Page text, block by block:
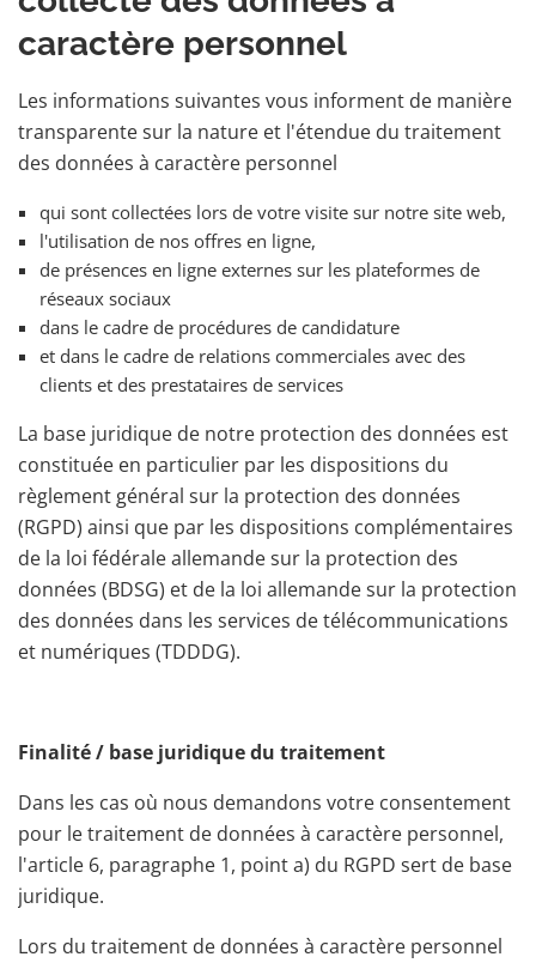
caractère personnel
Les informations suivantes vous informent de manière
transparente sur la nature et l'étendue du traitement
des données à caractère personnel
qui sont collectées lors de votre visite sur notre site web,
l'utilisation de nos offres en ligne,
de présences en ligne externes sur les plateformes de
réseaux sociaux
dans le cadre de procédures de candidature
et dans le cadre de relations commerciales avec des
clients et des prestataires de services
La base juridique de notre protection des données est
constituée en particulier par les dispositions du
règlement général sur la protection des données
(RGPD) ainsi que par les dispositions complémentaires
de la loi fédérale allemande sur la protection des
données (BDSG) et de la loi allemande sur la protection
des données dans les services de télécommunications
et numériques (TDDDG).
Finalité / base juridique du traitement
Dans les cas où nous demandons votre consentement
pour le traitement de données à caractère personnel,
l'article 6, paragraphe 1, point a) du RGPD sert de base
juridique.
Lors du traitement de données à caractère personnel